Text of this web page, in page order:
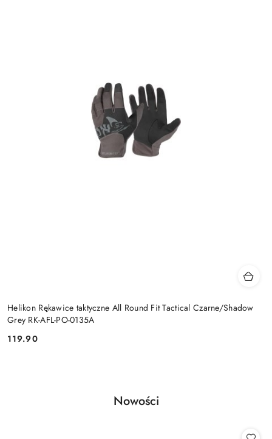
Helikon Rękawice taktyczne All Round Fit Tactical Czarne/Shadow
Grey RK-AFL-PO-0135A
Cena:
119.90
Pomiń karuzelę produktów
Produkty
Nowości